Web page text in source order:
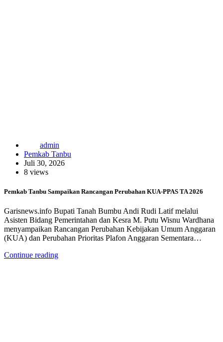
admin
Pemkab Tanbu
Juli 30, 2026
8 views
Pemkab Tanbu Sampaikan Rancangan Perubahan KUA-PPAS TA 2026
Garisnews.info Bupati Tanah Bumbu Andi Rudi Latif melalui
Asisten Bidang Pemerintahan dan Kesra M. Putu Wisnu Wardhana
menyampaikan Rancangan Perubahan Kebijakan Umum Anggaran
(KUA) dan Perubahan Prioritas Plafon Anggaran Sementara…
Continue reading